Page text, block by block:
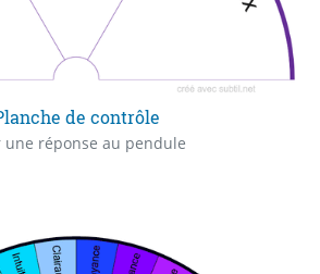
de contrôle
réponse au pendule